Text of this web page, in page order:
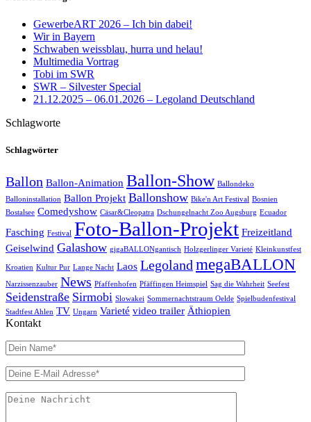
GewerbeART 2026 – Ich bin dabei!
Wir in Bayern
Schwaben weissblau, hurra und helau!
Multimedia Vortrag
Tobi im SWR
SWR – Silvester Special
21.12.2025 – 06.01.2026 – Legoland Deutschland
Schlagworte
Schlagwörter
Ballon Ballon-Animation Ballon-Show Ballondeko
Balloninstallation Ballon Projekt Ballonshow Bike'n Art Festival Bosnien
Bostalsee Comedyshow Cäsar&Cleopatra Dschungelnacht Zoo Augsburg Ecuador
Fasching Festival Foto-Ballon-Projekt Freizeitland
Geiselwind Galashow gigaBALLONgantisch Holzgerlinger Varieté Kleinkunstfest
Kroatien Kultur Pur Lange Nacht Laos LegolandmegaBALLON
Narzissenzauber News Pfaffenhofen Pfäffingen Heimspiel Sag die Wahrheit Seefest
Seidenstraße Sirmobi Slowakei Sommernachtstraum Oelde Spielbudenfestival
Stadtfest Ahlen TV Ungarn Varieté video trailer Äthiopien
Kontakt